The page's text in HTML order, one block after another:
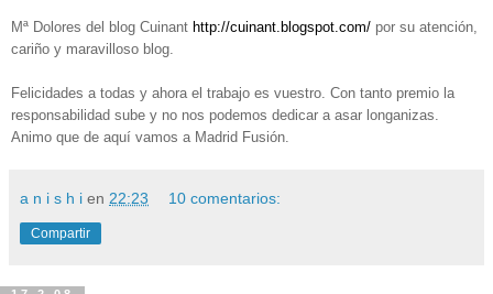
Mª Dolores del blog Cuinant http://cuinant.blogspot.com/ por su atención,
cariño y maravilloso blog.
Felicidades a todas y ahora el trabajo es vuestro. Con tanto premio la
responsabilidad sube y no nos podemos dedicar a asar longanizas.
Animo que de aquí vamos a Madrid Fusión.
a n i s h i en 22:23 10 comentarios:
Compartir